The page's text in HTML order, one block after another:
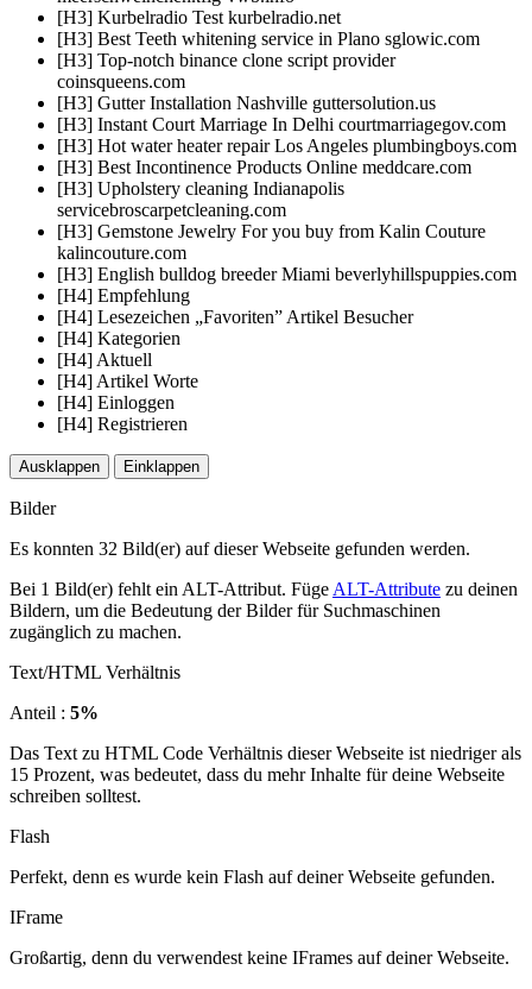
[H3] Kurbelradio Test kurbelradio.net
[H3] Best Teeth whitening service in Plano sglowic.com
[H3] Top-notch binance clone script provider
coinsqueens.com
[H3] Gutter Installation Nashville guttersolution.us
[H3] Instant Court Marriage In Delhi courtmarriagegov.com
[H3] Hot water heater repair Los Angeles plumbingboys.com
[H3] Best Incontinence Products Online meddcare.com
[H3] Upholstery cleaning Indianapolis
servicebroscarpetcleaning.com
[H3] Gemstone Jewelry For you buy from Kalin Couture
kalincouture.com
[H3] English bulldog breeder Miami beverlyhillspuppies.com
[H4] Empfehlung
[H4] Lesezeichen „Favoriten” Artikel Besucher
[H4] Kategorien
[H4] Aktuell
[H4] Artikel Worte
[H4] Einloggen
[H4] Registrieren
Ausklappen Einklappen
Bilder
Es konnten 32 Bild(er) auf dieser Webseite gefunden werden.
Bei 1 Bild(er) fehlt ein ALT-Attribut. Füge ALT-Attribute zu deinen
Bildern, um die Bedeutung der Bilder für Suchmaschinen
zugänglich zu machen.
Text/HTML Verhältnis
Anteil : 5%
Das Text zu HTML Code Verhältnis dieser Webseite ist niedriger als
15 Prozent, was bedeutet, dass du mehr Inhalte für deine Webseite
schreiben solltest.
Flash
Perfekt, denn es wurde kein Flash auf deiner Webseite gefunden.
IFrame
Großartig, denn du verwendest keine IFrames auf deiner Webseite.